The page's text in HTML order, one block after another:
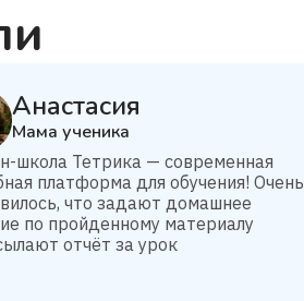
Анастасия
Мама ученика
школа Тетрика — современная
платформа для обучения! Очень
что задают домашнее
по пройденному материалу
отчёт за урок